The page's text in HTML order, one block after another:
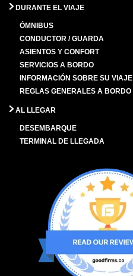
DURANTE EL VIAJE
ÓMNIBUS
CONDUCTOR / GUARDA
ASIENTOS Y CONFORT
SERVICIOS A BORDO
INFORMACIÓN SOBRE SU VIAJE
REGLAS GENERALES A BORDO
AL LLEGAR
DESEMBARQUE
TERMINAL DE LLEGADA